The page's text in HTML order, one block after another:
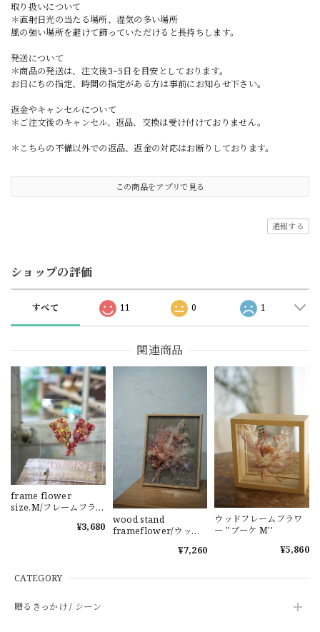
CATEGORY
贈るきっかけ / シーン
取り扱いについて
＊直射日光の当たる場所、湿気の多い場所
風の強い場所を避けて飾っていただけると長持ちします。
発送について
＊商品の発送は、注文後3~5日を目安としております。
お日にちの指定、時間の指定がある方は事前にお知らせ下さい。
返金やキャンセルについて
＊ご注文後のキャンセル、返品、交換は受け付けておりません。
＊こちらの不備以外での返品、返金の対応はお断りしております。
この商品をアプリで見る
通報する
ショップの評価
すべて 11 0 1
関連商品
frame flower
size.M/フレームフラワ
¥3,680
wood stand
frameflower/ウッド
ワー ブーケ 花束 結婚
インテリア
¥7,260
ウッドフレームフラワ
ー ''ブーケ M''
¥5,860